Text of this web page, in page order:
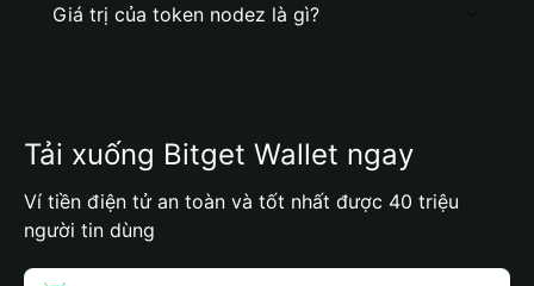
Giá trị của token nodez là gì?
Tải xuống Bitget Wallet ngay
Ví tiền điện tử an toàn và tốt nhất được 40 triệu
người tin dùng